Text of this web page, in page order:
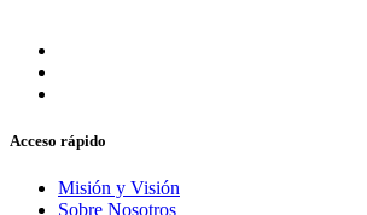
Acceso rápido
Misión y Visión
Sobre Nosotros